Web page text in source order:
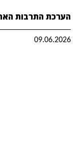
הערכת התרבות
09.06.2026